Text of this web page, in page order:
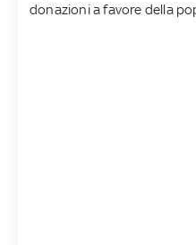
donazioni a favore della